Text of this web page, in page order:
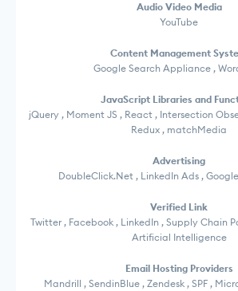
Audio Video Media
YouTube
Content Management
Google Search Appliance ,
JavaScript Libraries and
jQuery , Moment JS , React , Intersection
Redux , matchMedia
Advertising
DoubleClick.Net , LinkedIn Ads ,
Verified Link
Twitter , Facebook , LinkedIn , Supply Chain
Artificial Intelligence
Email Hosting Providers
Mandrill , SendinBlue , Zendesk , SPF ,